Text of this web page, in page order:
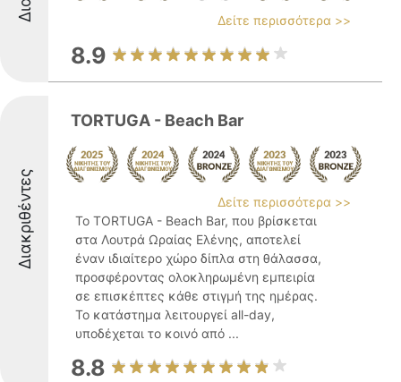
Δείτε περισσότερα >>
8.9
Διακριθέντες
TORTUGA - Beach Bar
Δείτε περισσότερα >>
Το TORTUGA - Beach Bar, που βρίσκεται
στα Λουτρά Ωραίας Ελένης, αποτελεί
έναν ιδιαίτερο χώρο δίπλα στη θάλασσα,
προσφέροντας ολοκληρωμένη εμπειρία
σε επισκέπτες κάθε στιγμή της ημέρας.
Το κατάστημα λειτουργεί all-day,
υποδέχεται το κοινό από ...
8.8